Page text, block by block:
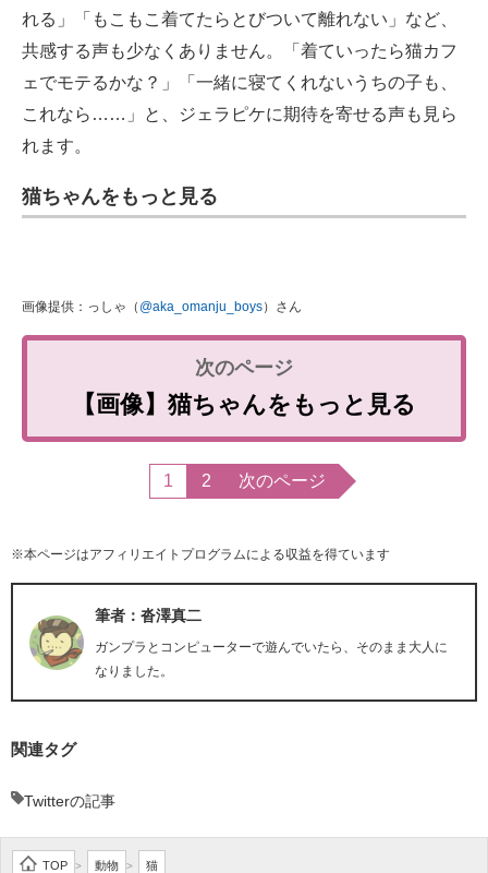
れる」「もこもこ着てたらとびついて離れない」など、
共感する声も少なくありません。「着ていったら猫カフ
ェでモテるかな？」「一緒に寝てくれないうちの子も、
これなら……」と、ジェラピケに期待を寄せる声も見ら
れます。
猫ちゃんをもっと見る
画像提供：っしゃ（ @aka_omanju_boys）さん
【画像】猫ちゃんをもっと見る
1 2 次のページ
※本ページはアフィリエイトプログラムによる収益を得ています
筆者：沓澤真二
ガンプラとコンピューターで遊んでいたら、そのまま大人に
なりました。
関連タグ
Twitterの記事
TOP > 動物 > 猫